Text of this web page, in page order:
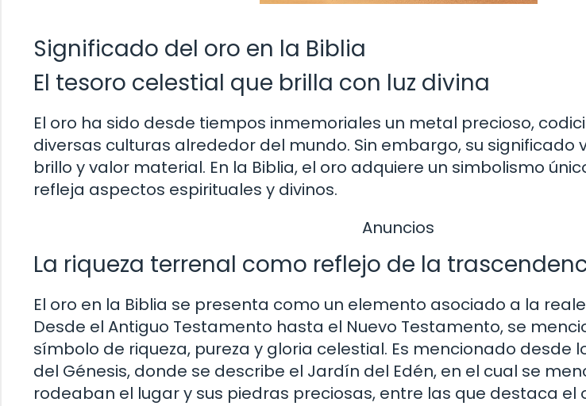
Significado del oro en la Biblia
El tesoro celestial que brilla con luz divina
El oro ha sido desde tiempos inmemoriales un metal precioso,
diversas culturas alrededor del mundo. Sin embargo, su significado
brillo y valor material. En la Biblia, el oro adquiere un simbolismo
refleja aspectos espirituales y divinos.
Anuncios
La riqueza terrenal como reflejo de la
El oro en la Biblia se presenta como un elemento asociado a la
Desde el Antiguo Testamento hasta el Nuevo Testamento, se
símbolo de riqueza, pureza y gloria celestial. Es mencionado desde
del Génesis, donde se describe el Jardín del Edén, en el cual se
rodeaban el lugar y sus piedras preciosas, entre las que destaca el